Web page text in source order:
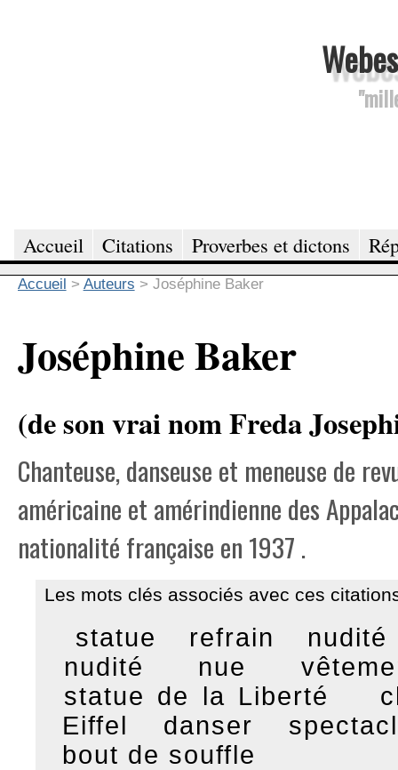
Accueil Citations Proverbes et dictons
Accueil > Auteurs > Joséphine Baker
Joséphine Baker
(de son vrai nom Freda
Chanteuse, danseuse et meneuse de
américaine et amérindienne des
nationalité française en 1937 .
Les mots clés associés avec ces
statue refrain
nudité
nudité
nue
statue de la Liberté
Eiffel
danser
bout de souffle